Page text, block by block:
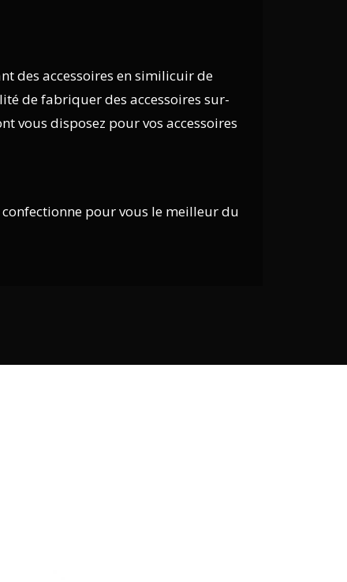
des accessoires en similicuir de
de fabriquer des accessoires sur-
vous disposez pour vos accessoires
pour vous le meilleur du